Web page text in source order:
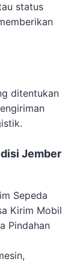
status
ditentukan
Jember
Sepeda
Kirim Mobil
Pindahan